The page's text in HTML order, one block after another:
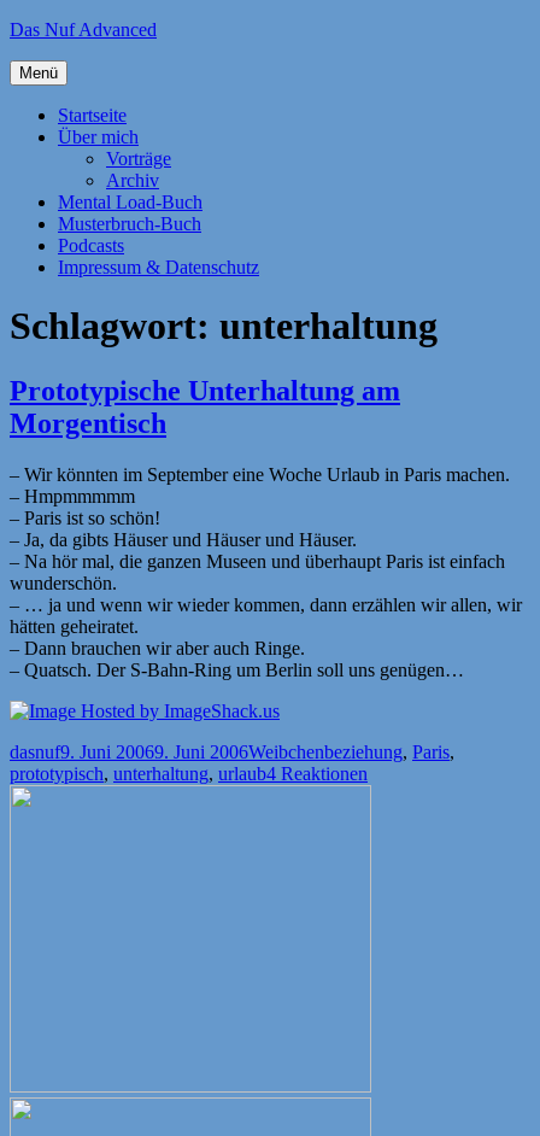
Zum
springen
Das Nuf Advanced
Menü
Startseite
Über mich
Vorträge
Archiv
Mental Load-Buch
Musterbruch-Buch
Podcasts
Impressum & Datenschutz
Schlagwort: unterhaltung
Prototypische Unterhaltung am
Morgentisch
– Wir könnten im September eine Woche Urlaub in Paris machen.
– Hmpmmmmm
– Paris ist so schön!
– Ja, da gibts Häuser und Häuser und Häuser.
– Na hör mal, die ganzen Museen und überhaupt Paris ist einfach
wunderschön.
– … ja und wenn wir wieder kommen, dann erzählen wir allen, wir
hätten geheiratet.
– Dann brauchen wir aber auch Ringe.
– Quatsch. Der S-Bahn-Ring um Berlin soll uns genügen…
Autor
dasnufVeröffentlicht
am
9. Juni 20069. Juni 2006Kategorien
WeibchenSchlagwörter
beziehung, Paris,
prototypisch, unterhaltung, urlaub4 Reaktionen